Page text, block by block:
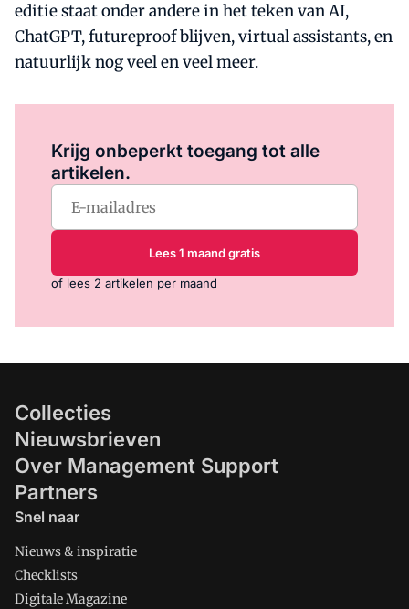
editie staat onder andere in het teken van AI,
ChatGPT, futureproof blijven, virtual assistants, en
natuurlijk nog veel en veel meer.
Krijg onbeperkt toegang tot alle
artikelen.
Lees 1 maand gratis
of lees 2 artikelen per maand
Collecties
Nieuwsbrieven
Over Management Support
Partners
Snel naar
Nieuws & inspiratie
Checklists
Digitale Magazine